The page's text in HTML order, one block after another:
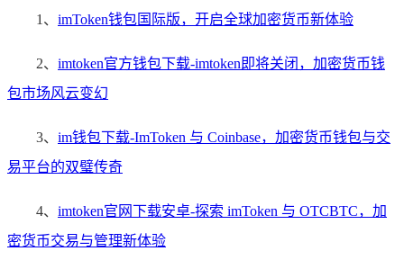
1、 imToken钱包国际版，开启全球加密货币新体验
2、 imtoken官方钱包下载-imtoken即将关闭，加密货币钱
包市场风云变幻
3、 im钱包下载-ImToken 与 Coinbase，加密货币钱包与交
易平台的双璧传奇
4、 imtoken官网下载安卓-探索 imToken 与 OTCBTC，加
密货币交易与管理新体验